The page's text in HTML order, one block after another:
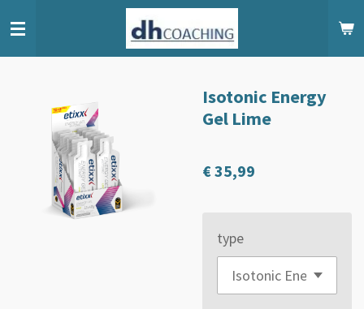
Ga
direct
naar
hoofdinhoud
Isotonic Energy
Gel Lime
€ 35,99
type